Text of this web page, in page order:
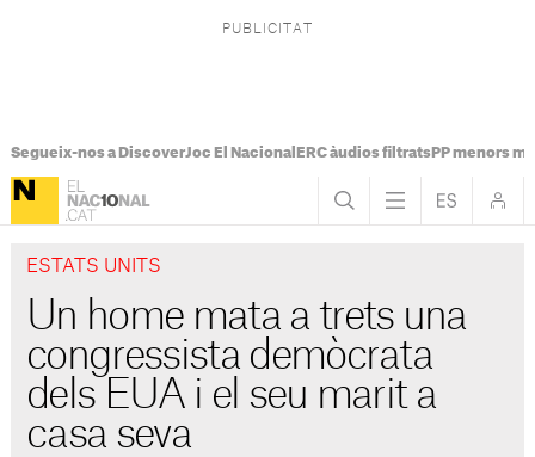
Segueix-nos a DiscoverJoc El Nacional ERC àudios filtratsPP menors
ESTATS UNITS
Un home mata a trets una
congressista demòcrata
dels EUA i el seu marit a
casa seva